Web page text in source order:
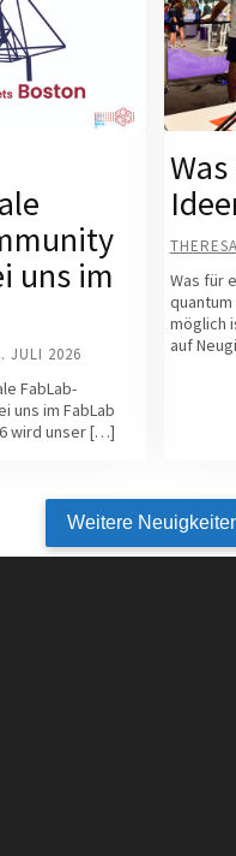
uns im
JULI 2026
FabLab-
uns im FabLab
wird unser […]
Was für
möglich
auf
Weitere